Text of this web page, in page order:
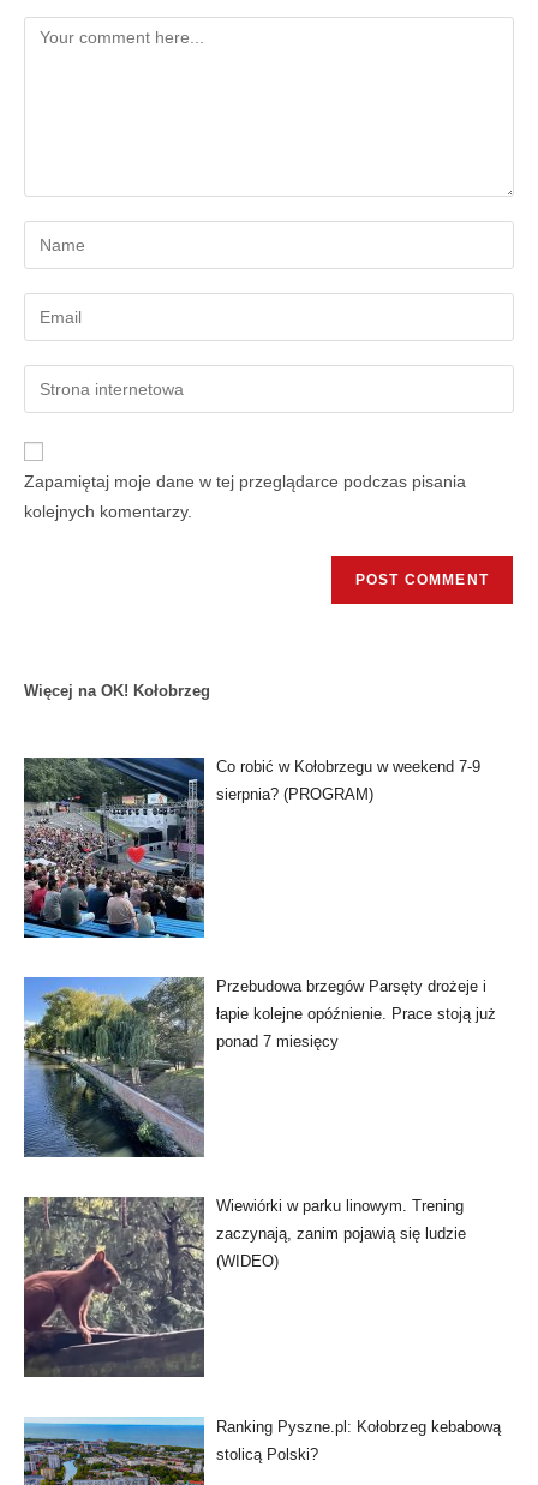
Zapamiętaj moje dane w tej przeglądarce podczas pisania
kolejnych komentarzy.
Więcej na OK! Kołobrzeg
Co robić w Kołobrzegu w weekend 7-9
sierpnia? (PROGRAM)
Przebudowa brzegów Parsęty drożeje i
łapie kolejne opóźnienie. Prace stoją już
ponad 7 miesięcy
Wiewiórki w parku linowym. Trening
zaczynają, zanim pojawią się ludzie
(WIDEO)
Ranking Pyszne.pl: Kołobrzeg kebabową
stolicą Polski?